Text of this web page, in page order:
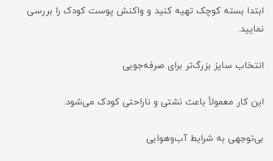
ابتدا بسته کوچک تهیه کنید و واکنش پوست کودک را بررسی
نمایید.
انتخاب سایز بزرگ‌تر برای صرفه‌جویی
این کار معمولاً باعث نشتی و ناراحتی کودک می‌شود.
بی‌توجهی به شرایط آب‌وهوایی